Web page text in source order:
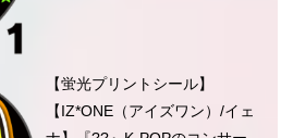
【蛍光プリントシール】
【IZ*ONE（アイズワン）/イェ